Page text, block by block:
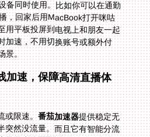
景。
加速，保障高清直播体
或限速。番茄加速器提供稳定无
限流量，不用担心看一半突然没流量。而且它有智能分流
功能，会把体育直播的流量优先分配到精选的回国影音、
游戏加速专线上，还独享100M带宽，即使是4K画质的直